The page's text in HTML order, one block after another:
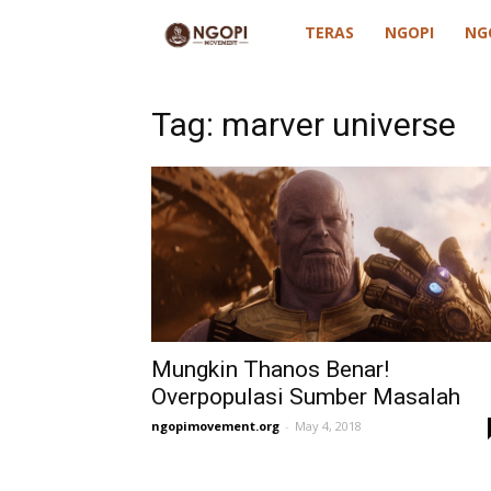
ngopimovement
TERAS NGOPI
Tag: marver universe
Mungkin Thanos Benar!
Overpopulasi Sumber Masalah
ngopimovement.org - May 4, 2018